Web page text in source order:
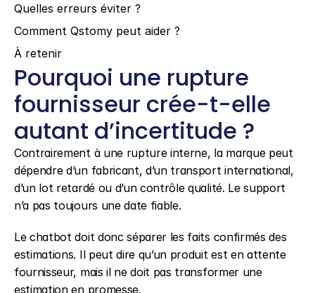
Quelles erreurs éviter ?
Comment Qstomy peut aider ?
À retenir
Pourquoi une rupture
fournisseur crée-t-elle
autant d’incertitude ?
Contrairement à une rupture interne, la marque peut
dépendre d’un fabricant, d’un transport international,
d’un lot retardé ou d’un contrôle qualité. Le support
n’a pas toujours une date fiable.
Le chatbot doit donc séparer les faits confirmés des
estimations. Il peut dire qu’un produit est en attente
fournisseur, mais il ne doit pas transformer une
estimation en promesse.